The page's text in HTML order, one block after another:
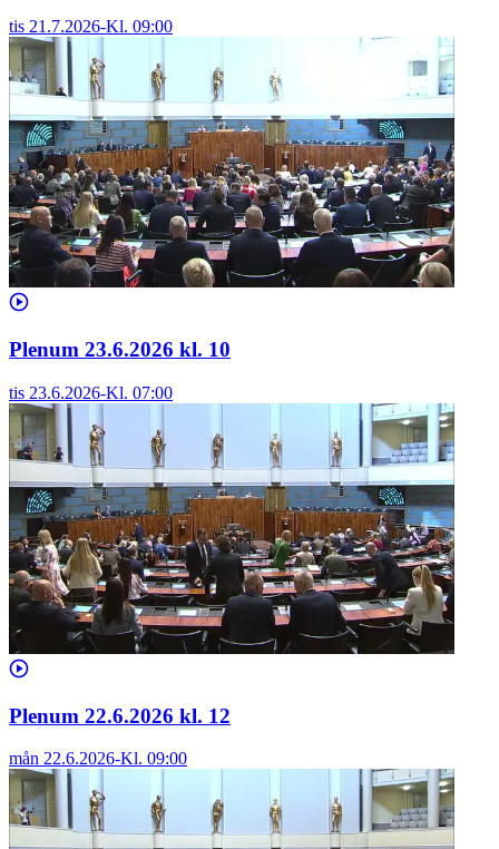
tis 21.7.2026-Kl. 09:00
Plenum 23.6.2026 kl. 10
tis 23.6.2026-Kl. 07:00
Plenum 22.6.2026 kl. 12
mån 22.6.2026-Kl. 09:00